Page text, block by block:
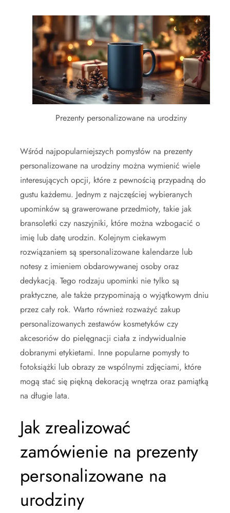
Prezenty personalizowane na urodziny
Wśród najpopularniejszych pomysłów na prezenty
personalizowane na urodziny można wymienić wiele
interesujących opcji, które z pewnością przypadną do
gustu każdemu. Jednym z najczęściej wybieranych
upominków są grawerowane przedmioty, takie jak
bransoletki czy naszyjniki, które można wzbogacić o
imię lub datę urodzin. Kolejnym ciekawym
rozwiązaniem są spersonalizowane kalendarze lub
notesy z imieniem obdarowywanej osoby oraz
dedykacją. Tego rodzaju upominki nie tylko są
praktyczne, ale także przypominają o wyjątkowym dniu
przez cały rok. Warto również rozważyć zakup
personalizowanych zestawów kosmetyków czy
akcesoriów do pielęgnacji ciała z indywidualnie
dobranymi etykietami. Inne popularne pomysły to
fotoksiążki lub obrazy ze wspólnymi zdjęciami, które
mogą stać się piękną dekoracją wnętrza oraz pamiątką
na długie lata.
Jak zrealizować
zamówienie na prezenty
personalizowane na
urodziny